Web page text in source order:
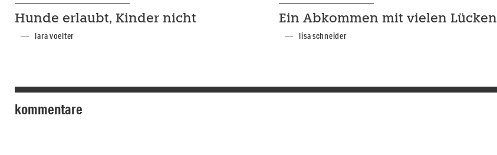
Hunde erlaubt, Kinder nicht
lara voelter
Ein Abkommen mit vielen Lücken
lisa schneider
kommentare